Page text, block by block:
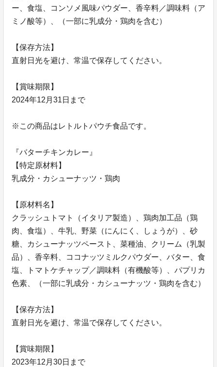
ー、食塩、コンソメ風味パウダー、香辛料／調味料（ア
ミノ酸等）、（一部に乳成分・鶏肉を含む）
【保存方法】
直射日光を避け、常温で保存してください。
【賞味期限】
2024年12月31日まで
※この商品はレトルトパウチ食品です。
『バターチキンカレー』
【特定原材料】
乳成分・カシューナッツ・鶏肉
【原材料名】
クラッシュトマト（イタリア製造）、鶏肉加工品（鶏
肉、食塩）、牛乳、野菜（にんにく、しょうが）、砂
糖、カシューナッツペースト、菜種油、クリーム（乳製
品）、香辛料、ココナッツミルクパウダー、バター、食
塩、トマトケチャップ／調味料（有機酸等）、パプリカ
色素、（一部に乳成分・カシューナッツ・鶏肉を含む）
【保存方法】
直射日光を避け、常温で保存してください。
【賞味期限】
2023年12月30日まで